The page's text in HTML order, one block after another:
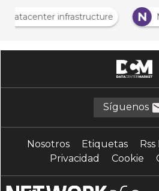
Datacenter infrastructure N
Síguenos
Nosotros Etiquetas Rss
Privacidad
Cookie